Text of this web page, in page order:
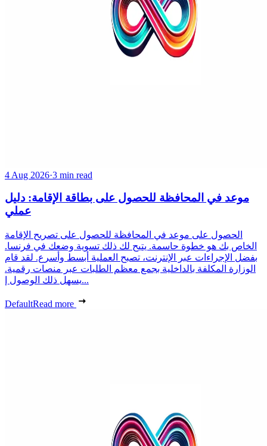
4 Aug 2026·3 min read
موعد في المحافظة للحصول على بطاقة الإقامة: دليل
عملي
الحصول على موعد في المحافظة للحصول على تصريح الإقامة
الخاص بك هو خطوة حاسمة. يتيح لك ذلك تسوية وضعك في فرنسا.
بفضل الإجراءات عبر الإنترنت، تصبح العملية أبسط وأسرع. لقد قام
الوزارة المكلفة بالداخلية بجمع معظم الطلبات عبر منصات رقمية.
يسهل ذلك الوصول إ...
DefaultRead more